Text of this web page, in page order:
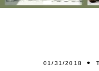
01/31/2018